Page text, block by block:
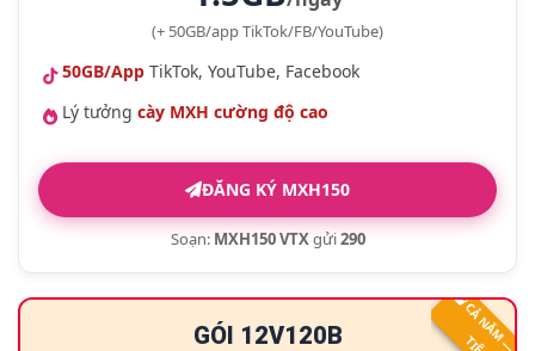
(+ 50GB/app TikTok/FB/YouTube)
50GB/App TikTok, YouTube, Facebook
Lý tưởng cày MXH cường độ cao
ĐĂNG KÝ MXH150
Soạn: MXH150 VTXgửi290
GÓI 12V120B